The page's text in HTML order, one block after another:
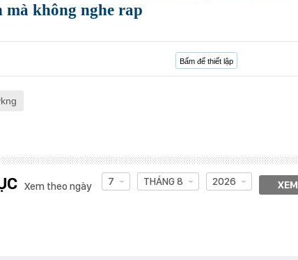
không nghe rap
Bấm để thiết lập
Xem theo ngày 7 THÁNG 8 2026 XEM